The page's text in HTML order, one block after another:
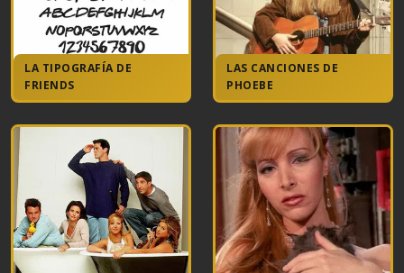
LA TIPOGRAFÍA DE
FRIENDS
LAS CANCIONES DE
PHOEBE